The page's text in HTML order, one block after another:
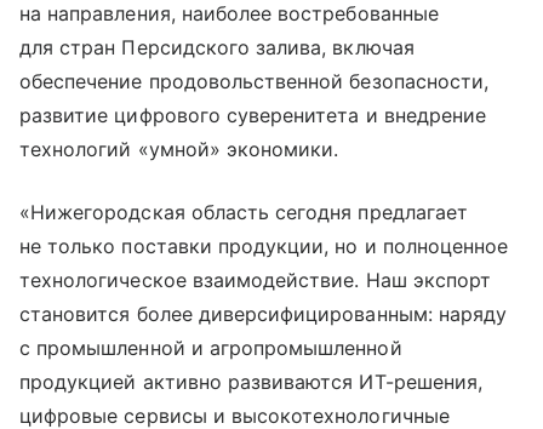
на направления, наиболее востребованные
для стран Персидского залива, включая
обеспечение продовольственной безопасности,
развитие цифрового суверенитета и внедрение
технологий «умной» экономики.
«Нижегородская область сегодня предлагает
не только поставки продукции, но и полноценное
технологическое взаимодействие. Наш экспорт
становится более диверсифицированным: наряду
с промышленной и агропромышленной
продукцией активно развиваются ИТ-решения,
цифровые сервисы и высокотехнологичные